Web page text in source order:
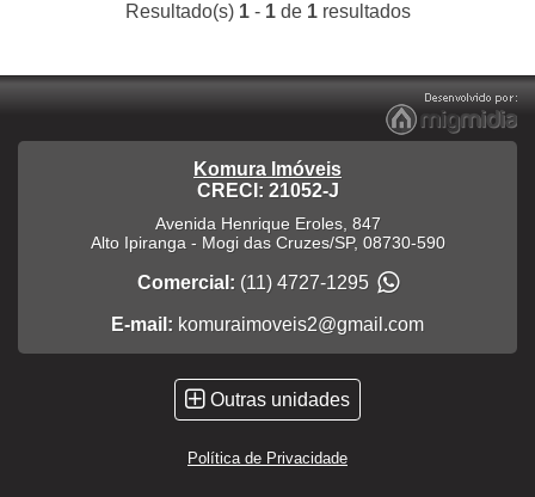
Resultado(s) 1- 1de 1resultados
Komura Imóveis
CRECI: 21052-J
Avenida Henrique Eroles, 847
Alto Ipiranga - Mogi das Cruzes/SP, 08730-590
Comercial: (11) 4727-1295
E-mail: komuraimoveis2@gmail.com
Outras unidades
Política de Privacidade